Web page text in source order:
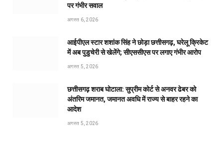
पर गंभीर सवाल
अगस्त 6, 2026
आईपीएल स्टार शशांक सिंह ने छोड़ा छत्तीसगढ़, घरेलू क्रिकेट
में अब पुडुचेरी से खेलेंगे; सीएससीएस पर लगाए गंभीर आरोप
अगस्त 5, 2026
छत्तीसगढ़ शराब घोटाला: सुप्रीम कोर्ट से अनवर ढेबर को
अंतरिम जमानत, जमानत अवधि में राज्य से बाहर रहने का
आदेश
अगस्त 5, 2026